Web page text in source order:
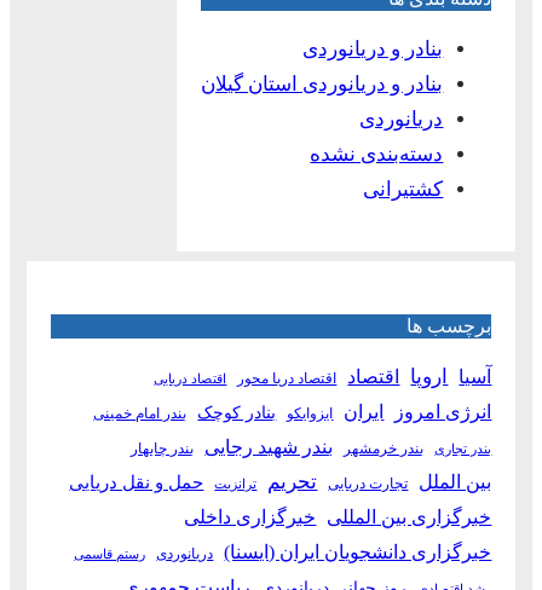
بنادر و دریانوردی
بنادر و دریانوردی استان گیلان
دریانوردی
دسته‌بندی نشده
کشتیرانی
برچسب ها
آسیا اروپا اقتصاد اقتصاد دریا محور اقتصاد دریایی
انرژی امروز ایران ایزوایکو بنادر کوچک بندر امام خمینی
بندر تجاری بندر خرمشهر بندر شهید رجایی بندر چابهار
بین الملل تجارت دریایی تحریم ترانزیت حمل و نقل دریایی
خبرگزاری بین المللی خبرگزاری داخلی
خبرگزاری دانشجویان ایران (ایسنا)
دریانوردی رستم قاسمی